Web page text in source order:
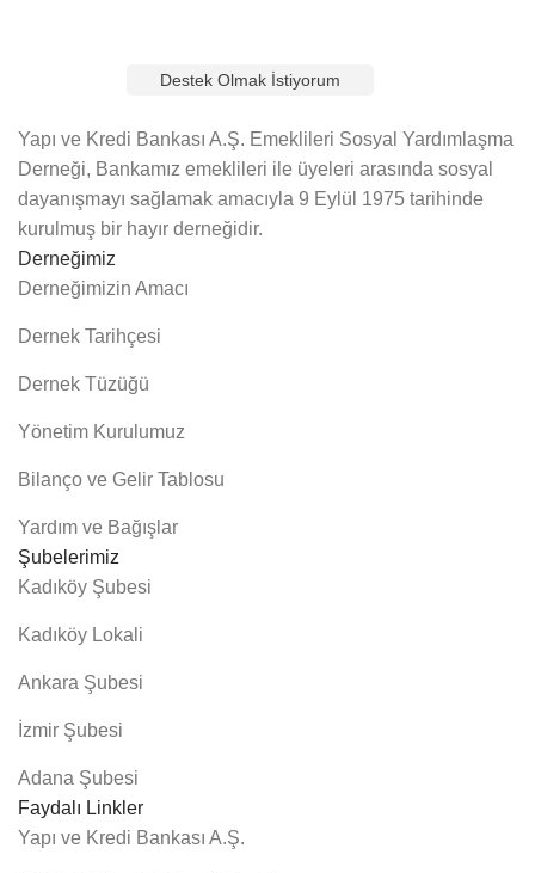
Destek Olmak İstiyorum
Yapı ve Kredi Bankası A.Ş. Emeklileri Sosyal Yardımlaşma
Derneği, Bankamız emeklileri ile üyeleri arasında sosyal
dayanışmayı sağlamak amacıyla 9 Eylül 1975 tarihinde
kurulmuş bir hayır derneğidir.
Derneğimiz
Derneğimizin Amacı
Dernek Tarihçesi
Dernek Tüzüğü
Yönetim Kurulumuz
Bilanço ve Gelir Tablosu
Yardım ve Bağışlar
Şubelerimiz
Kadıköy Şubesi
Kadıköy Lokali
Ankara Şubesi
İzmir Şubesi
Adana Şubesi
Faydalı Linkler
Yapı ve Kredi Bankası A.Ş.